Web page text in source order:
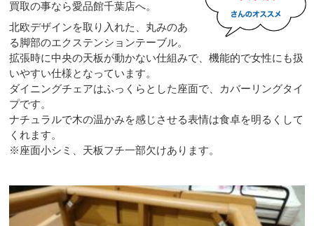
買取の事なら愛品館千葉店へ。
北欧デザインを取り入れた、丸みのあ
る脚部のエクステンションテーブル。
拡張時に中央の天板が動かない仕組みで、機能的で女性にも扱
いやすい仕様となっています。
ダイニングチェアはふっくらとした座面で、カバーリングタイ
プです。
ナチュラルで木の温かみを感じさせる表情は食卓を明るくして
くれます。
※座面小シミ、天板フチ一部欠けあります。